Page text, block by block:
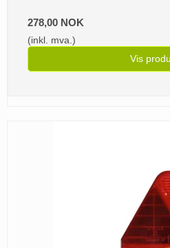
278,00 NOK
(inkl. mva.)
Vis